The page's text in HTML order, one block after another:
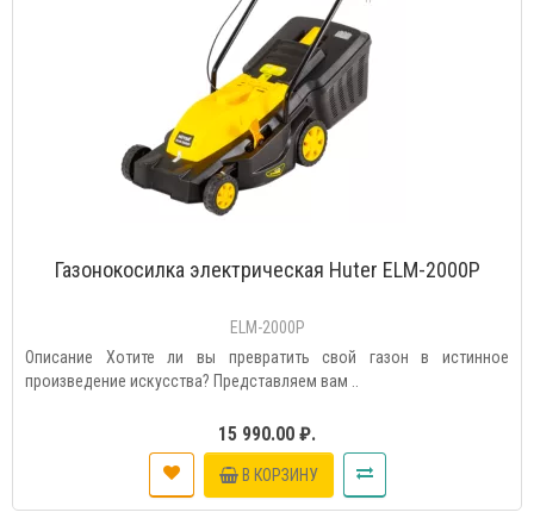
Газонокосилка электрическая Huter ELM-2000P
ELM-2000P
Описание Хотите ли вы превратить свой газон в истинное
произведение искусства? Представляем вам ..
15 990.00 ₽.
В КОРЗИНУ